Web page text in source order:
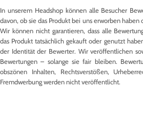
In unserem Headshop können alle Besucher
davon, ob sie das Produkt bei uns erworben
Wir können nicht garantieren, dass alle
das Produkt tatsächlich gekauft oder genutzt
der Identität der Bewerter. Wir veröffentlichen
Bewertungen – solange sie fair bleiben.
obszönen Inhalten, Rechtsverstößen,
Fremdwerbung werden nicht veröffentlicht.